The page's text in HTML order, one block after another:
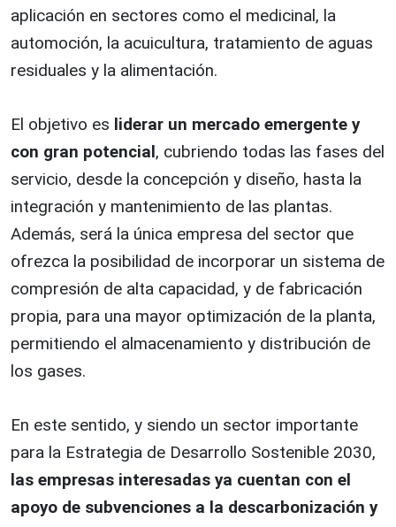
aplicación en sectores como el medicinal, la
automoción, la acuicultura, tratamiento de aguas
residuales y la alimentación.
El objetivo es liderar un mercado emergente y
con gran potencial, cubriendo todas las fases del
servicio, desde la concepción y diseño, hasta la
integración y mantenimiento de las plantas.
Además, será la única empresa del sector que
ofrezca la posibilidad de incorporar un sistema de
compresión de alta capacidad, y de fabricación
propia, para una mayor optimización de la planta,
permitiendo el almacenamiento y distribución de
los gases.
En este sentido, y siendo un sector importante
para la Estrategia de Desarrollo Sostenible 2030,
las empresas interesadas ya cuentan con el
apoyo de subvenciones a la descarbonización y